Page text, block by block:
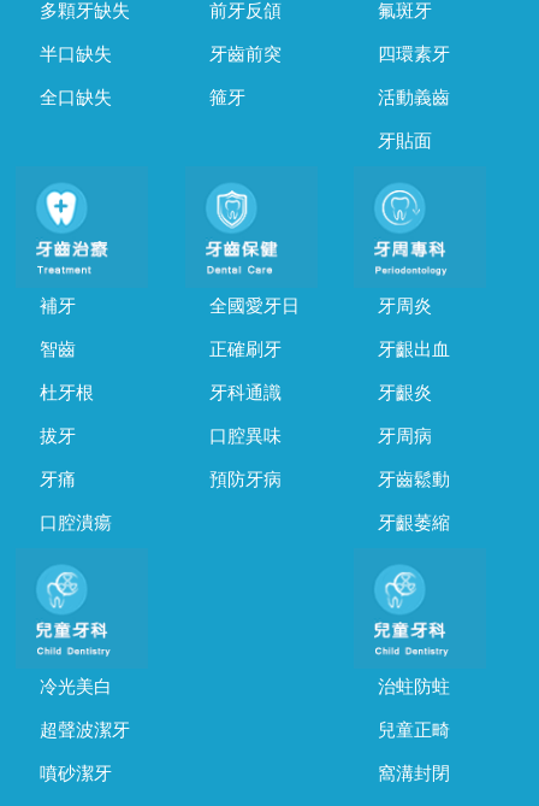
多顆牙缺失
半口缺失
全口缺失
前牙反頜
牙齒前突
箍牙
氟斑牙
四環素牙
活動義齒
牙貼面
補牙
智齒
杜牙根
拔牙
牙痛
口腔潰瘍
全國愛牙日
正確刷牙
牙科通識
口腔異味
預防牙病
牙周炎
牙齦出血
牙齦炎
牙周病
牙齒鬆動
牙齦萎縮
冷光美白
超聲波潔牙
噴砂潔牙
治蛀防蛀
兒童正畸
窩溝封閉